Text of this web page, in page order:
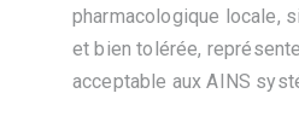
pharmacologique locale,
et bien tolérée,
acceptable aux AINS